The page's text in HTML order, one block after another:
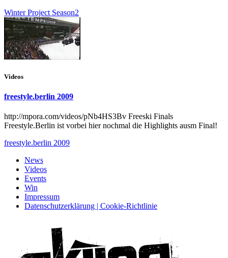
Winter Project Season2
Videos
freestyle.berlin 2009
http://mpora.com/videos/pNb4HS3Bv Freeski Finals
Freestyle.Berlin ist vorbei hier nochmal die Highlights ausm Final!
freestyle.berlin 2009
News
Videos
Events
Win
Impressum
Datenschutzerklärung | Cookie-Richtlinie